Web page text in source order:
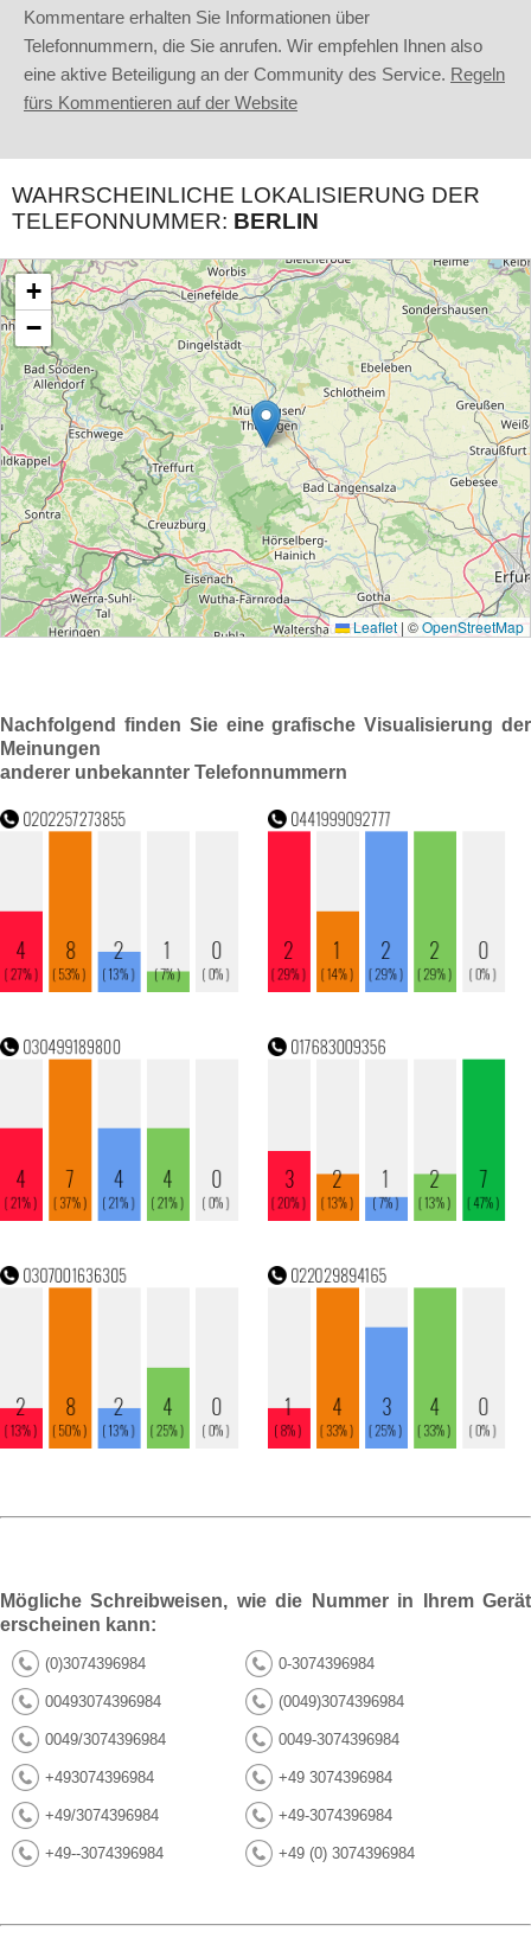
Kommentare erhalten Sie Informationen über
Telefonnummern, die Sie anrufen. Wir empfehlen Ihnen also
eine aktive Beteiligung an der Community des Service. Regeln
fürs Kommentieren auf der Website
WAHRSCHEINLICHE LOKALISIERUNG DER
TELEFONNUMMER: BERLIN
Nachfolgend finden Sie eine grafische Visualisierung der
Meinungen
anderer unbekannter Telefonnummern
Mögliche Schreibweisen, wie die Nummer in Ihrem Gerät
erscheinen kann:
(0)3074396984 0-3074396984
00493074396984 (0049)3074396984
0049/3074396984 0049-3074396984
+493074396984 +49 3074396984
+49/3074396984 +49-3074396984
+49--3074396984 +49 (0) 3074396984